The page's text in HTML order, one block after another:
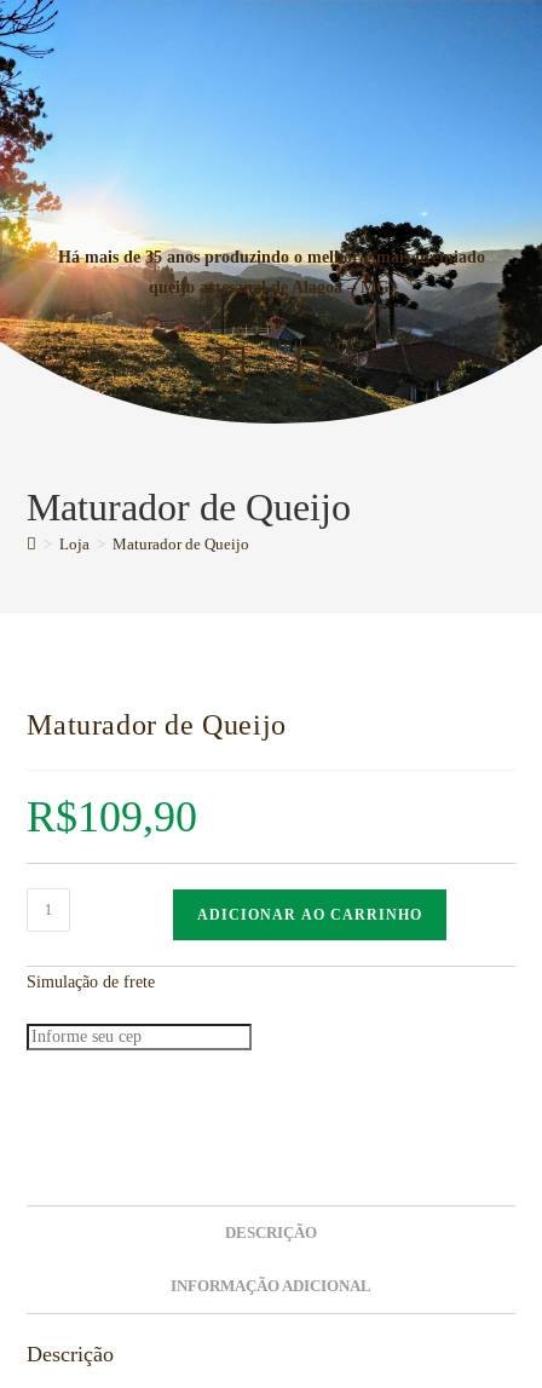
Há mais de 35 anos produzindo o melhor e mais premiado
queijo artesanal de Alagoa – MG.
Maturador de Queijo
> Loja > Maturador de Queijo
Maturador de Queijo
R$109,90
ADICIONAR AO CARRINHO
Simulação de frete
DESCRIÇÃO
INFORMAÇÃO ADICIONAL
Descrição